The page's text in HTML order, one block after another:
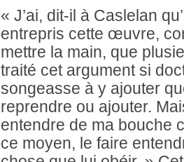
« J’ai, dit-il à Caslelan
entrepris cette œuvre,
mettre la main, que
traité cet argument si
songeasse à y ajouter
reprendre ou ajouter.
entendre de ma bouche
ce moyen, le faire